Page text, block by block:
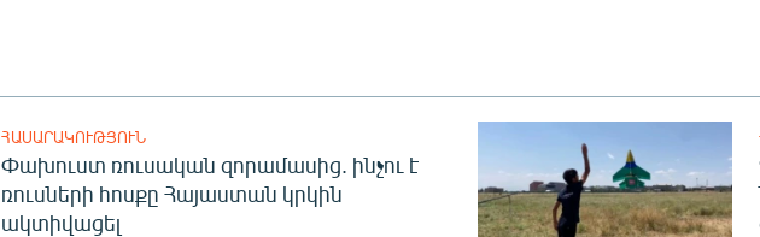
ՀԱՍԱՐԱԿՈՒԹՅՈՒՆ
Փախուստ ռուսական զորամասից. ինչու է
ռուսների հոսքը Հայաստան կրկին
ակտիվացել